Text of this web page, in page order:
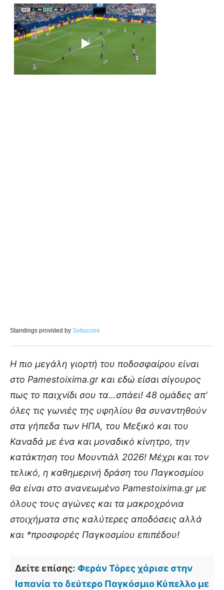
Standings provided by Sofascore
Η πιο μεγάλη γιορτή του ποδοσφαίρου είναι
στο Pamestoixima.gr και εδώ είσαι σίγουρος
πως το παιχνίδι σου τα…σπάει! 48 ομάδες απ’
όλες τις γωνιές της υφηλίου θα συναντηθούν
στα γήπεδα των ΗΠΑ, του Μεξικό και του
Καναδά με ένα και μοναδικό κίνητρο, την
κατάκτηση του Μουντιάλ 2026! Μέχρι και τον
τελικό, η καθημερινή δράση του Παγκοσμίου
θα είναι στο ανανεωμένο Pamestoixima.gr με
όλους τους αγώνες και τα μακροχρόνια
στοιχήματα στις καλύτερες αποδόσεις αλλά
και *προσφορές Παγκοσμίου επιπέδου!
Δείτε επίσης: Φεράν Τόρες χάρισε στην
Ισπανία το δεύτερο Παγκόσμιο Κύπελλο με